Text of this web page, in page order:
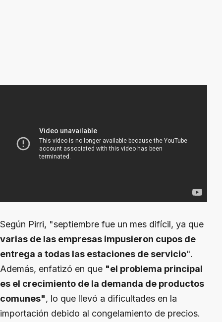
Según Pirri, "septiembre fue un mes difícil, ya que
varias de las empresas impusieron cupos de
entrega a todas las estaciones de servicio".
Además, enfatizó en que "el problema principal
es el crecimiento de la demanda de productos
comunes", lo que llevó a dificultades en la
importación debido al congelamiento de precios.